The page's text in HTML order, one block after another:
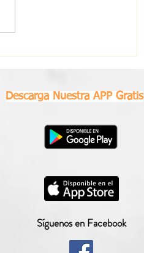
Descarga Nuestra APP Gratis
Síguenos en Facebook